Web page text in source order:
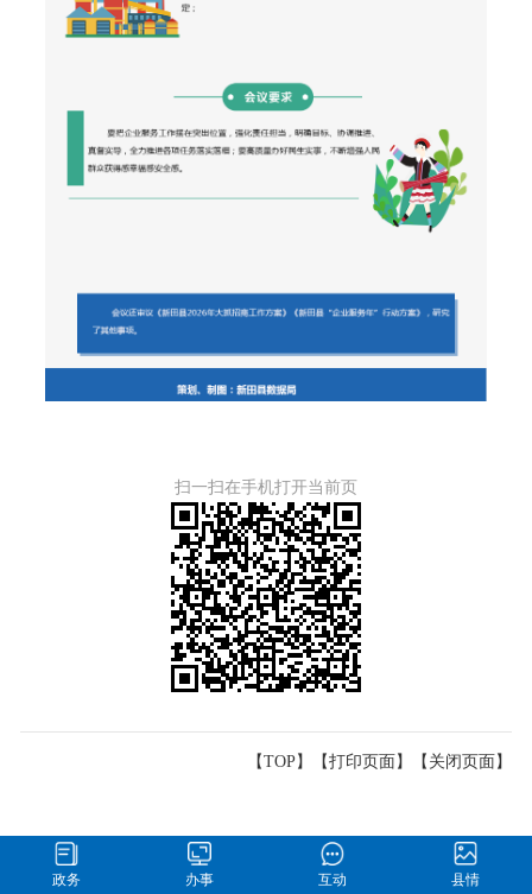
扫一扫在手机打开当前页
【TOP】 【打印页面】【 关闭页面】
政务 办事 互动 县情